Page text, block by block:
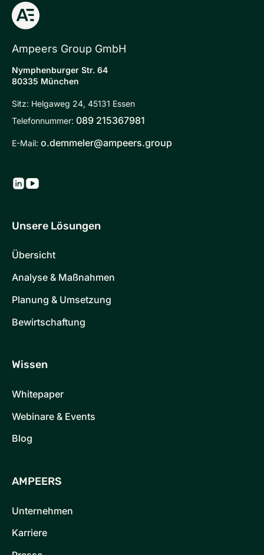
Ampeers Group GmbH
Nymphenburger Str. 64
80335 München
Sitz: Helgaweg 24, 45131 Essen
Telefonnummer: 089 215367981
E-Mail: o.demmeler@ampeers.group
Unsere Lösungen
Übersicht
Analyse & Maßnahmen
Planung & Umsetzung
Bewirtschaftung
Wissen
Whitepaper
Webinare & Events
Blog
AMPEERS
Unternehmen
Karriere